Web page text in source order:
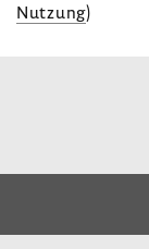
Nutzung)